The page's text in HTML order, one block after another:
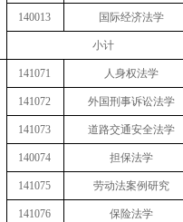
140013 国际经济法学
小计
141071 人身权法学
141072 外国刑事诉讼法学
141073 道路交通安全法学
140074 担保法学
141075 劳动法案例研究
141076 保险法学